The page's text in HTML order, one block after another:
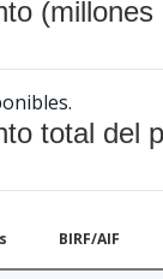
(millones
total del
BIRF/AIF